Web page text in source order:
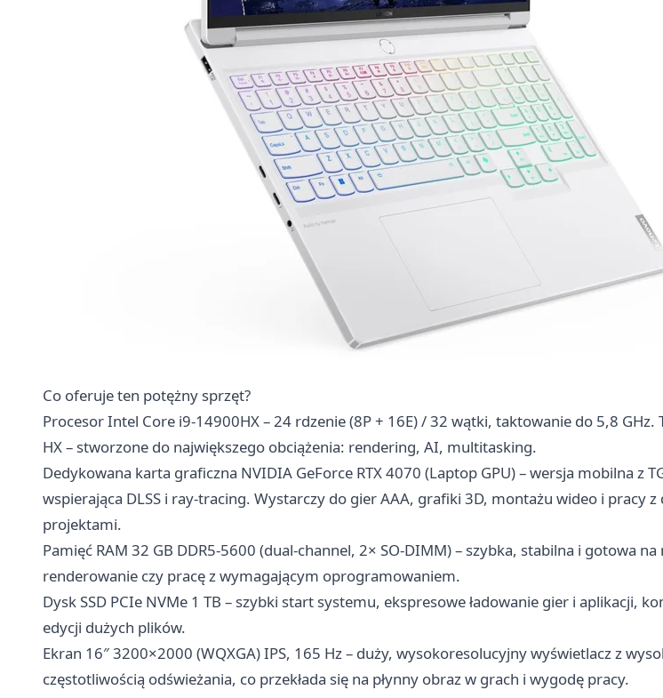
Co oferuje ten potężny sprzęt?
Procesor Intel Core i9-14900HX – 24 rdzenie (8P + 16E) / 32 wątki, taktowanie do 5,8 GHz.
HX – stworzone do największego obciążenia: rendering, AI, multitasking.
Dedykowana karta graficzna NVIDIA GeForce RTX 4070 (Laptop GPU) – wersja mobilna z
wspierająca DLSS i ray-tracing. Wystarczy do gier AAA, grafiki 3D, montażu wideo i pracy z
projektami.
Pamięć RAM 32 GB DDR5-5600 (dual-channel, 2× SO-DIMM) – szybka, stabilna i gotowa
renderowanie czy pracę z wymagającym oprogramowaniem.
Dysk SSD PCIe NVMe 1 TB – szybki start systemu, ekspresowe ładowanie gier i aplikacji,
edycji dużych plików.
Ekran 16″ 3200×2000 (WQXGA) IPS, 165 Hz – duży, wysokoresolucyjny wyświetlacz z
częstotliwością odświeżania, co przekłada się na płynny obraz w grach i wygodę pracy.